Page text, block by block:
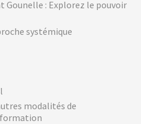
Gounelle : Explorez le pouvoir
systémique
modalités de